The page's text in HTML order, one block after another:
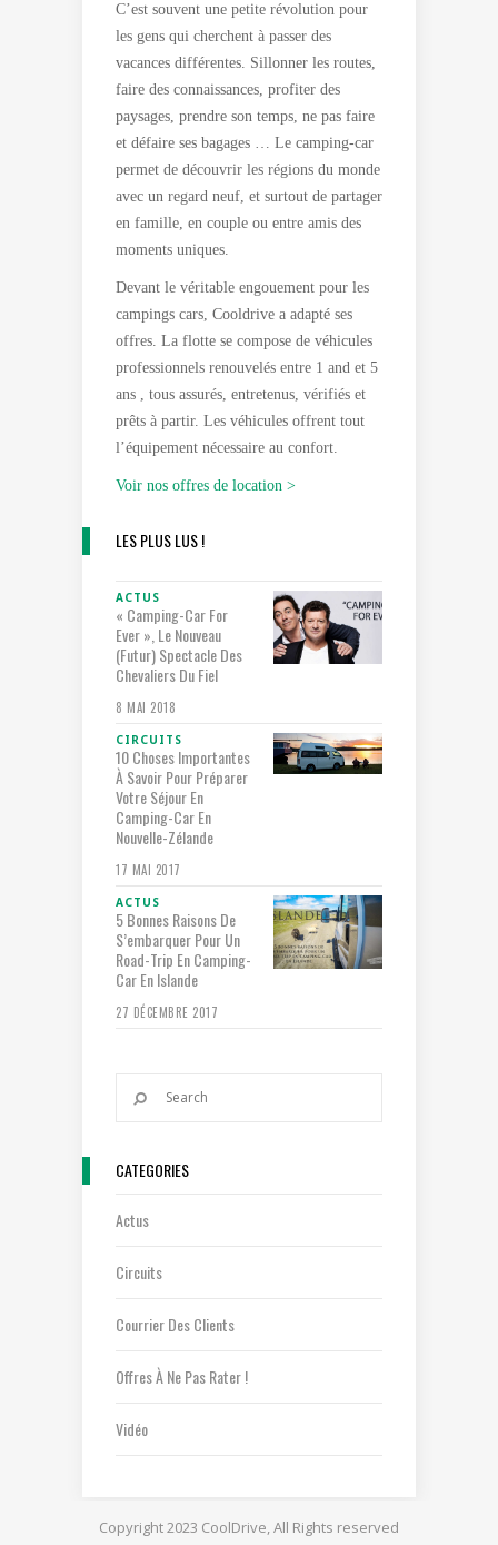
C’est souvent une petite révolution pour
les gens qui cherchent à passer des
vacances différentes. Sillonner les routes,
faire des connaissances, profiter des
paysages, prendre son temps, ne pas faire
et défaire ses bagages … Le camping-car
permet de découvrir les régions du monde
avec un regard neuf, et surtout de partager
en famille, en couple ou entre amis des
moments uniques.
Devant le véritable engouement pour les
campings cars, Cooldrive a adapté ses
offres. La flotte se compose de véhicules
professionnels renouvelés entre 1 and et 5
ans , tous assurés, entretenus, vérifiés et
prêts à partir. Les véhicules offrent tout
l’équipement nécessaire au confort.
Voir nos offres de location >
LES PLUS LUS !
ACTUS
« Camping-Car For
Ever », Le Nouveau
(futur) Spectacle Des
Chevaliers Du Fiel
8 MAI 2018
CIRCUITS
10 Choses Importantes
À Savoir Pour Préparer
Votre Séjour En
Camping-Car En
Nouvelle-Zélande
17 MAI 2017
ACTUS
5 Bonnes Raisons De
S’embarquer Pour Un
Road-Trip En Camping-
Car En Islande
27 DÉCEMBRE 2017
CATEGORIES
Actus
Circuits
Courrier Des Clients
Offres À Ne Pas Rater !
Vidéo
Copyright 2023 CoolDrive, All Rights reserved